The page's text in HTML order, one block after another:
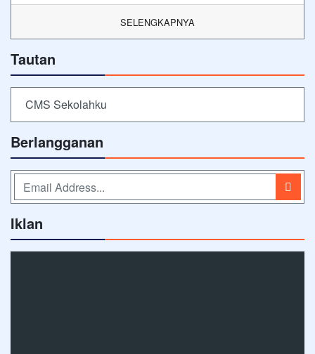
SELENGKAPNYA
Tautan
CMS Sekolahku
Berlangganan
Iklan